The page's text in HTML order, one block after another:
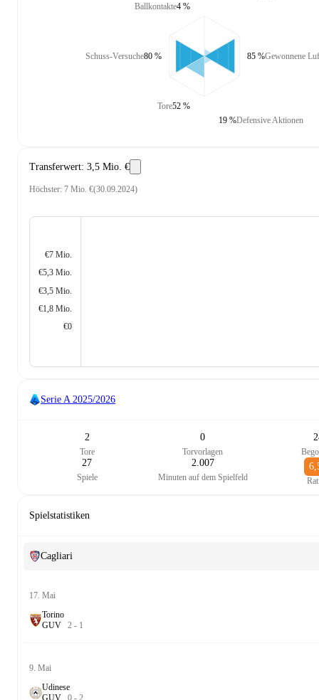
Ballkontakte4 %
Schuss-Versuche80 %
Tore52 %
Gewonnene
85 %
Defensive Aktionen
19 %
Transferwert: 3,5 Mio. €
Höchster: 7 Mio. €(30.09.2024)
€7 Mio.
€5,3 Mio.
€3,5 Mio.
€1,8 Mio.
€0
Serie A 2025/2026
2
Tore
0
Torvorlagen
27
Spiele
2.007
Minuten auf dem Spielfeld
Spielstatistiken
Cagliari
17. Mai
Torino
GUV 2 - 1
9. Mai
Udinese
GUV 0 - 2